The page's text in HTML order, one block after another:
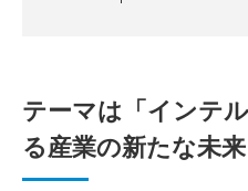
テーマは「インテ
る産業の新たな未来